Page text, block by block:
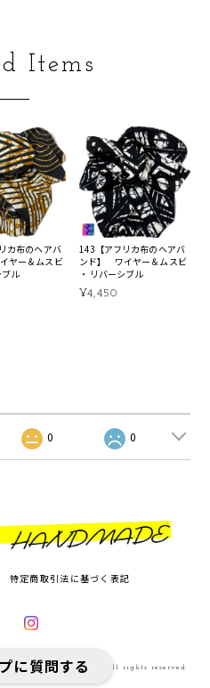
Items
カ布のヘアバ
ヤー＆ムスビ
ブル
143【アフリカ布のヘアバ
ンド】 ワイヤー＆ムスビ
・ リバーシブル
¥4,450
0 0
特定商取引法に基づく表記
ンド】FOXY? WEB SHOP All rights reserved.
に質問する